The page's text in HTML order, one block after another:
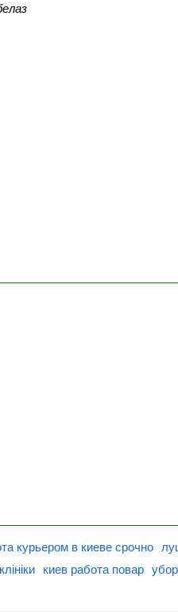
курьером в киеве срочно
киев работа повар